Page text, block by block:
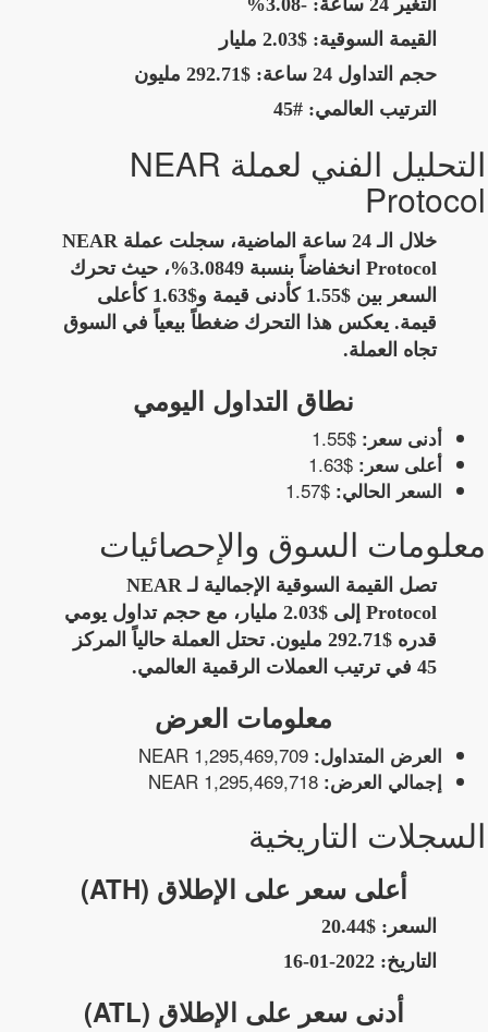
التغير 24 ساعة:
-3.08%
القيمة السوقية: $2.03 مليار
حجم التداول 24 ساعة:
$292.71 مليون
الترتيب العالمي: #45
التحليل الفني لعملة NEAR
Protocol
خلال الـ 24 ساعة الماضية، سجلت عملة NEAR
Protocol انخفاضاً بنسبة 3.0849%، حيث تحرك
السعر بين $1.55 كأدنى قيمة و$1.63 كأعلى
قيمة. يعكس هذا التحرك ضغطاً بيعياً في السوق
تجاه العملة.
نطاق التداول اليومي
أدنى سعر: $1.55
أعلى سعر: $1.63
السعر الحالي: $1.57
معلومات السوق والإحصائيات
تصل القيمة السوقية الإجمالية لـ NEAR
Protocol إلى $2.03 مليار، مع حجم تداول يومي
قدره $292.71 مليون. تحتل العملة حالياً المركز
45 في ترتيب العملات الرقمية العالمي.
معلومات العرض
العرض المتداول: 1,295,469,709 NEAR
إجمالي العرض: 1,295,469,718 NEAR
السجلات التاريخية
أعلى سعر على الإطلاق (ATH)
السعر: $20.44
التاريخ: 2022-01-16
أدنى سعر على الإطلاق (ATL)